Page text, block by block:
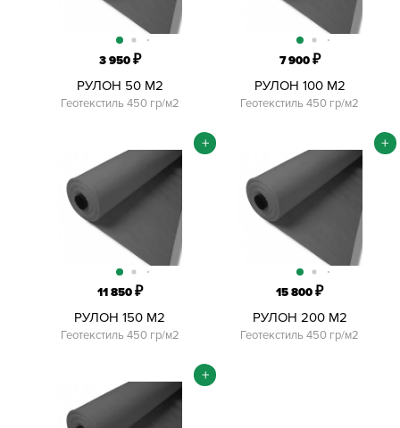
3 950₽
РУЛОН 50 М2
Геотекстиль 450 гр/м2
7 900₽
РУЛОН 100 М2
Геотекстиль 450 гр/м2
11 850₽
РУЛОН 150 М2
Геотекстиль 450 гр/м2
+
15 800₽
РУЛОН 200 М2
Геотекстиль 450 гр/м2
+
+